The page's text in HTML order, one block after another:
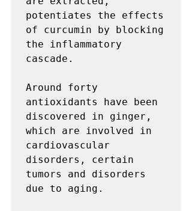
potentiates the effects
of curcumin by blocking
the inflammatory
cascade.
Around forty
antioxidants have been
discovered in ginger,
which are involved in
cardiovascular
disorders, certain
tumors and disorders
due to aging.